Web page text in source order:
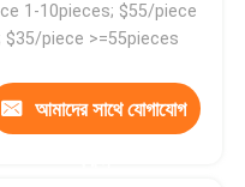
1-10pieces; $55/piece
$35/piece >=55pieces
আমাদের সাথে যোগাযোগ